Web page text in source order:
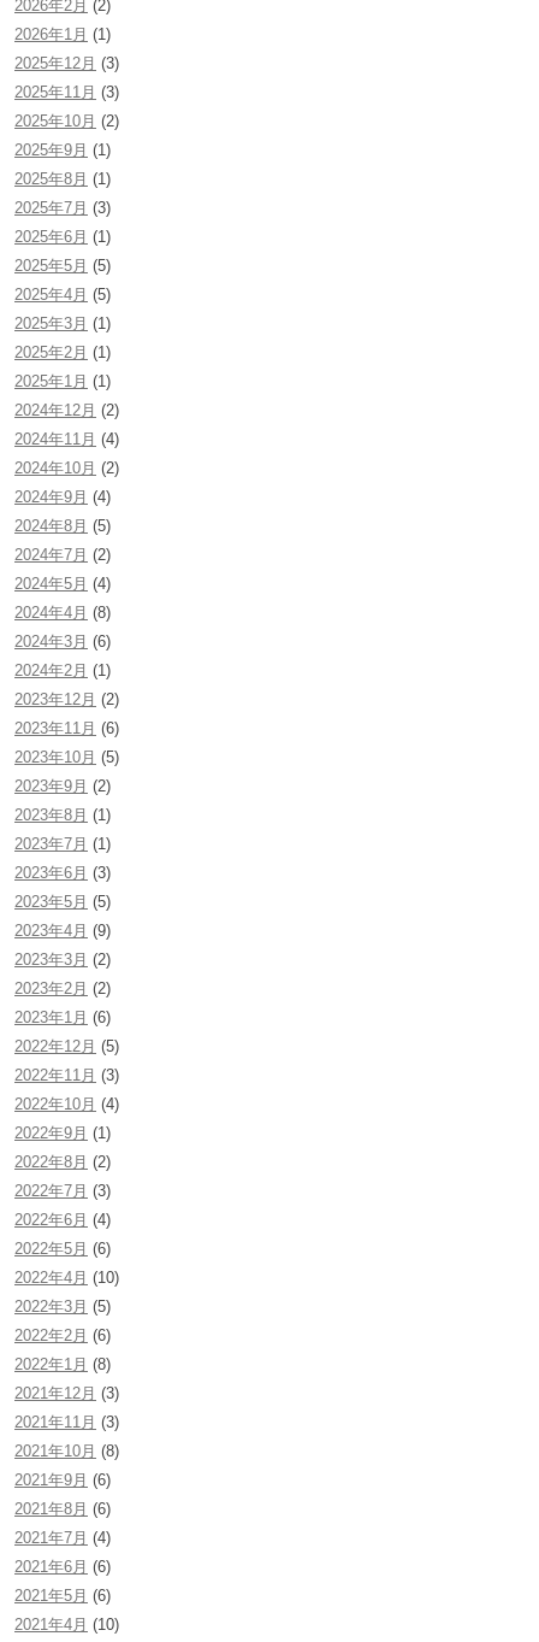
2026年2月 (2)
2026年1月 (1)
2025年12月 (3)
2025年11月 (3)
2025年10月 (2)
2025年9月 (1)
2025年8月 (1)
2025年7月 (3)
2025年6月 (1)
2025年5月 (5)
2025年4月 (5)
2025年3月 (1)
2025年2月 (1)
2025年1月 (1)
2024年12月 (2)
2024年11月 (4)
2024年10月 (2)
2024年9月 (4)
2024年8月 (5)
2024年7月 (2)
2024年5月 (4)
2024年4月 (8)
2024年3月 (6)
2024年2月 (1)
2023年12月 (2)
2023年11月 (6)
2023年10月 (5)
2023年9月 (2)
2023年8月 (1)
2023年7月 (1)
2023年6月 (3)
2023年5月 (5)
2023年4月 (9)
2023年3月 (2)
2023年2月 (2)
2023年1月 (6)
2022年12月 (5)
2022年11月 (3)
2022年10月 (4)
2022年9月 (1)
2022年8月 (2)
2022年7月 (3)
2022年6月 (4)
2022年5月 (6)
2022年4月 (10)
2022年3月 (5)
2022年2月 (6)
2022年1月 (8)
2021年12月 (3)
2021年11月 (3)
2021年10月 (8)
2021年9月 (6)
2021年8月 (6)
2021年7月 (4)
2021年6月 (6)
2021年5月 (6)
2021年4月 (10)